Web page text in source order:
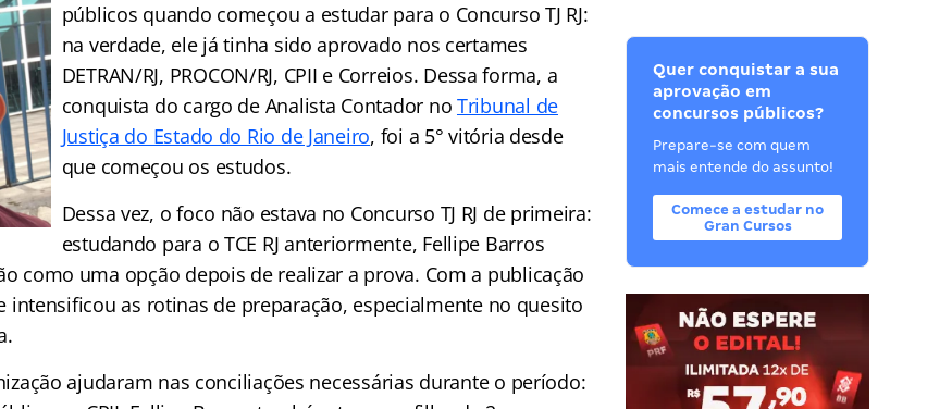
públicos quando começou a estudar para o Concurso TJ RJ:
na verdade, ele já tinha sido aprovado nos certames
DETRAN/RJ, PROCON/RJ, CPII e Correios. Dessa forma, a
conquista do cargo de Analista Contador no Tribunal de
Justiça do Estado do Rio de Janeiro, foi a 5° vitória desde
que começou os estudos.
Dessa vez, o foco não estava no Concurso TJ RJ de primeira:
estudando para o TCE RJ anteriormente, Fellipe Barros
como uma opção depois de realizar a prova. Com a publicação
intensificou as rotinas de preparação, especialmente no quesito
ajudaram nas conciliações necessárias durante o período:
Quer conquistar a sua
aprovação em
concursos públicos?
Prepare-se com quem
mais entende do assunto!
Comece a estudar no
Gran Cursos